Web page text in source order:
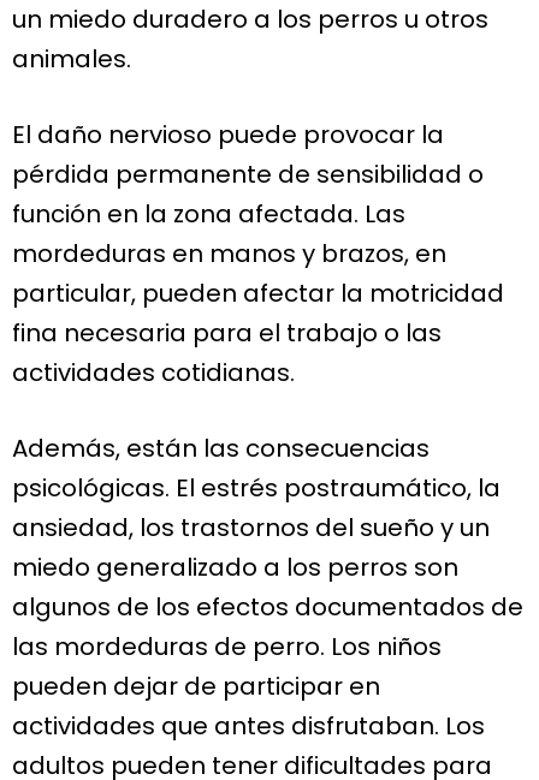
un miedo duradero a los perros u otros
animales.
El daño nervioso puede provocar la
pérdida permanente de sensibilidad o
función en la zona afectada. Las
mordeduras en manos y brazos, en
particular, pueden afectar la motricidad
fina necesaria para el trabajo o las
actividades cotidianas.
Además, están las consecuencias
psicológicas. El estrés postraumático, la
ansiedad, los trastornos del sueño y un
miedo generalizado a los perros son
algunos de los efectos documentados de
las mordeduras de perro. Los niños
pueden dejar de participar en
actividades que antes disfrutaban. Los
adultos pueden tener dificultades para